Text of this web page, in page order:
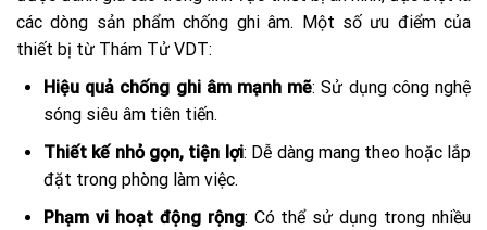
các dòng sản phẩm chống ghi âm. Một số ưu điểm của
thiết bị từ Thám Tử VDT:
Hiệu quả chống ghi âm mạnh mẽ: Sử dụng công nghệ
sóng siêu âm tiên tiến.
Thiết kế nhỏ gọn, tiện lợi: Dễ dàng mang theo hoặc lắp
đặt trong phòng làm việc.
Phạm vi hoạt động rộng: Có thể sử dụng trong nhiều